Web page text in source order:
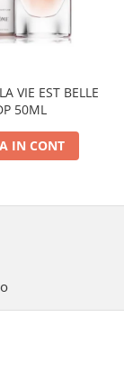
VIE EST BELLE
50ML
IN CONT